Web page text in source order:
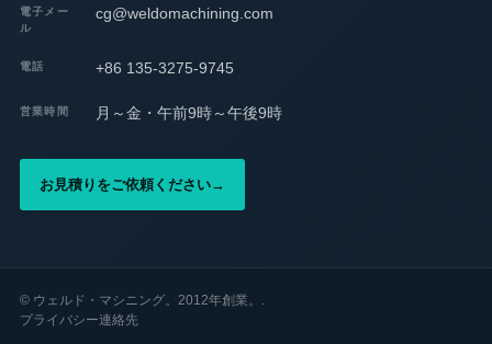
電子メー
ル
cg@weldomachining.com
電話 +86 135-3275-9745
営業時間 月～金・午前9時～午後9時
お見積りをご依頼ください→
© ウェルド・マシニング。2012年創業。.
プライバシー連絡先